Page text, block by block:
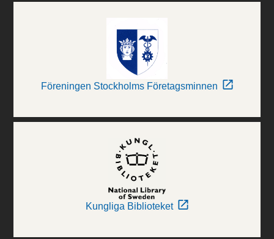
Föreningen Stockholms Företagsminnen
Kungliga Biblioteket